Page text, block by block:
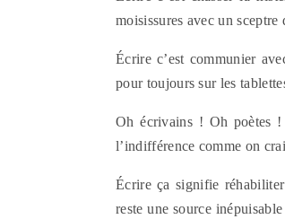
moisissures avec un sceptre
Écrire c’est communier
pour toujours sur les
Oh écrivains ! Oh poètes !
l’indifférence comme on
Écrire ça signifie
reste une source